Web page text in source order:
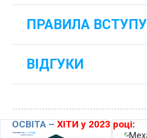
ПРАВИЛА ВСТУПУ
ВІДГУКИ
ОСВІТА – ХІТИ у 2023 році: